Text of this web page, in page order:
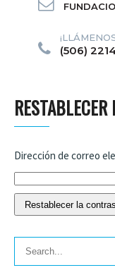
(506)
Dirección de correo